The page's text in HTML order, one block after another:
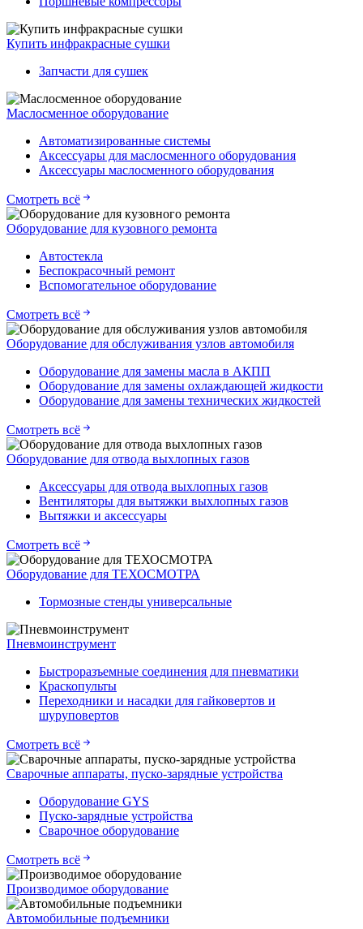
Купить инфракрасные сушки
Запчасти для сушек
Маслосменное оборудование
Автоматизированные системы
Аксессуары для маслосменного оборудования
Аксессуары маслосменного оборудования
Смотреть всё
Оборудование для кузовного ремонта
Автостекла
Беспокрасочный ремонт
Вспомогательное оборудование
Смотреть всё
Оборудование для обслуживания узлов автомобиля
Оборудование для замены масла в АКПП
Оборудование для замены охлаждающей жидкости
Оборудование для замены технических жидкостей
Смотреть всё
Оборудование для отвода выхлопных газов
Аксессуары для отвода выхлопных газов
Вентиляторы для вытяжки выхлопных газов
Вытяжки и аксессуары
Смотреть всё
Оборудование для ТЕХОСМОТРА
Тормозные стенды универсальные
Пневмоинструмент
Быстроразъемные соединения для пневматики
Краскопульты
Переходники и насадки для гайковертов и
шуруповертов
Смотреть всё
Сварочные аппараты, пуско-зарядные устройства
Оборудование GYS
Пуско-зарядные устройства
Сварочное оборудование
Смотреть всё
Производимое оборудование
Автомобильные подъемники